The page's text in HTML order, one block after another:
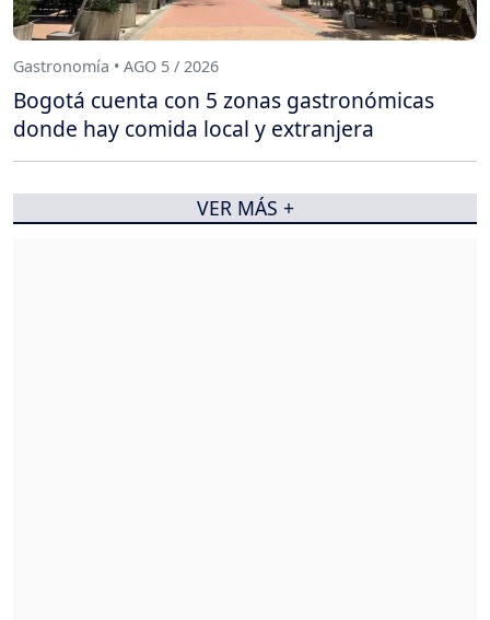
Gastronomía • AGO 5 / 2026
Bogotá cuenta con 5 zonas gastronómicas
donde hay comida local y extranjera
VER MÁS +